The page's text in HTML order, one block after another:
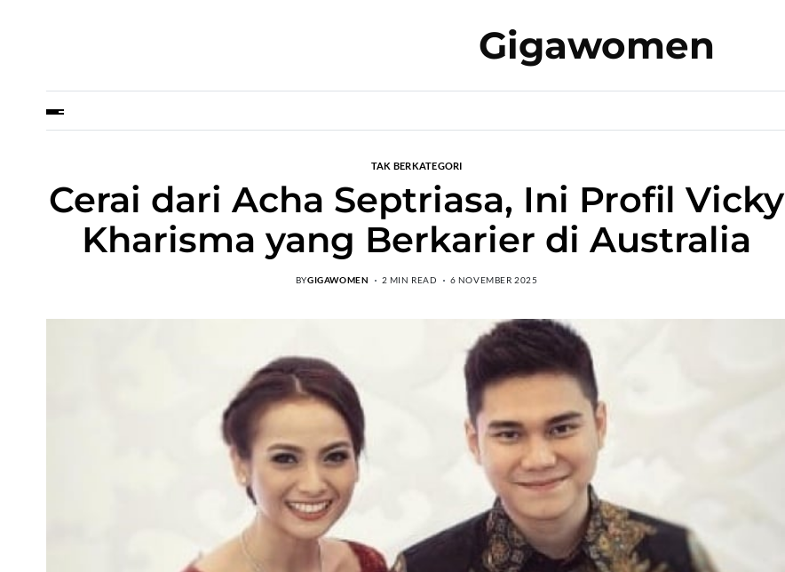
Gigawomen
TAK BERKATEGORI
Cerai dari Acha Septriasa, Ini Profil Vicky
Kharisma yang Berkarier di Australia
BYGIGAWOMEN 2 MIN READ 6 NOVEMBER 2025